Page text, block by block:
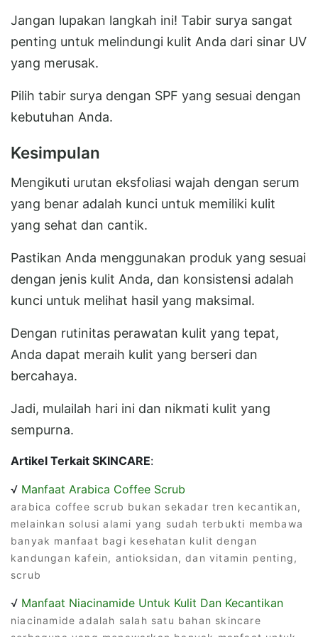
Jangan lupakan langkah ini! Tabir surya sangat
penting untuk melindungi kulit Anda dari sinar UV
yang merusak.
Pilih tabir surya dengan SPF yang sesuai dengan
kebutuhan Anda.
Kesimpulan
Mengikuti urutan eksfoliasi wajah dengan serum
yang benar adalah kunci untuk memiliki kulit
yang sehat dan cantik.
Pastikan Anda menggunakan produk yang sesuai
dengan jenis kulit Anda, dan konsistensi adalah
kunci untuk melihat hasil yang maksimal.
Dengan rutinitas perawatan kulit yang tepat,
Anda dapat meraih kulit yang berseri dan
bercahaya.
Jadi, mulailah hari ini dan nikmati kulit yang
sempurna.
Artikel Terkait SKINCARE:
√ Manfaat Arabica Coffee Scrub
arabica coffee scrub bukan sekadar tren kecantikan,
melainkan solusi alami yang sudah terbukti membawa
banyak manfaat bagi kesehatan kulit dengan
kandungan kafein, antioksidan, dan vitamin penting,
scrub
√ Manfaat Niacinamide Untuk Kulit Dan Kecantikan
niacinamide adalah salah satu bahan skincare